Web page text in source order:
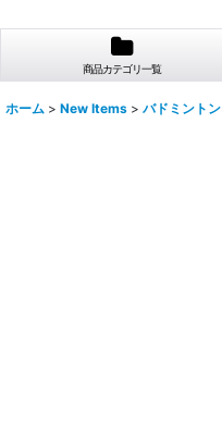
商品カテゴリ一覧
ホーム > New Items > バドミントン